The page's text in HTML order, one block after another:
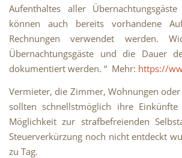
Aufenthaltes aller
können auch bereits vorhandene
Rechnungen verwendet
Übernachtungsgäste und die Dauer
dokumentiert werden. “ Mehr: https://
Vermieter, die Zimmer, Wohnungen
sollten schnellstmöglich ihre
Möglichkeit zur strafbefreienden
Steuerverkürzung noch nicht entdeckt
zu Tag.